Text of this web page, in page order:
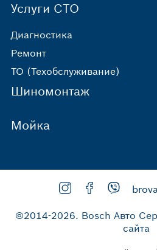
Услуги СТО
Диагностика
Ремонт
ТО (Техобслуживание)
Шиномонтаж
Мойка
©2014-2026. Bosch Авто
сайта